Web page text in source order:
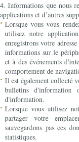
4. Informations que nous
applications et d’autres
Lorsque vous vous
utilisez notre
enregistrons votre
informations sur le
et à des événements
comportement de
Il est également collecté
bulletins
d'information.
Lorsque vous utilisez
partager votre
sauvegardons pas ces
statistiques.